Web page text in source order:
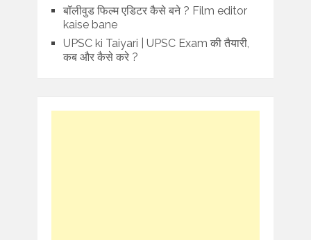
बॉलीवुड फिल्म एडिटर कैसे बने ? Film editor
kaise bane
UPSC ki Taiyari | UPSC Exam की तैयारी,
कब और कैसे करे ?